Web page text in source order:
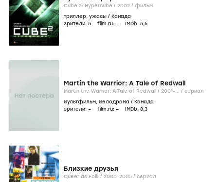
Cube 2: Hypercube / 2002 / фильм
триллер, ужасы / Канада
зрители: 5 film.ru: – IMDb: 5,6
Martin the Warrior: A Tale of Redwall
Martin the Warrior: A Tale of Redwall / 2001-... / сериал
мультфильм, мелодрама / Канада
зрители: – film.ru: – IMDb: 8,3
Близкие друзья
Queer as Folk / 2000-2005 / сериал